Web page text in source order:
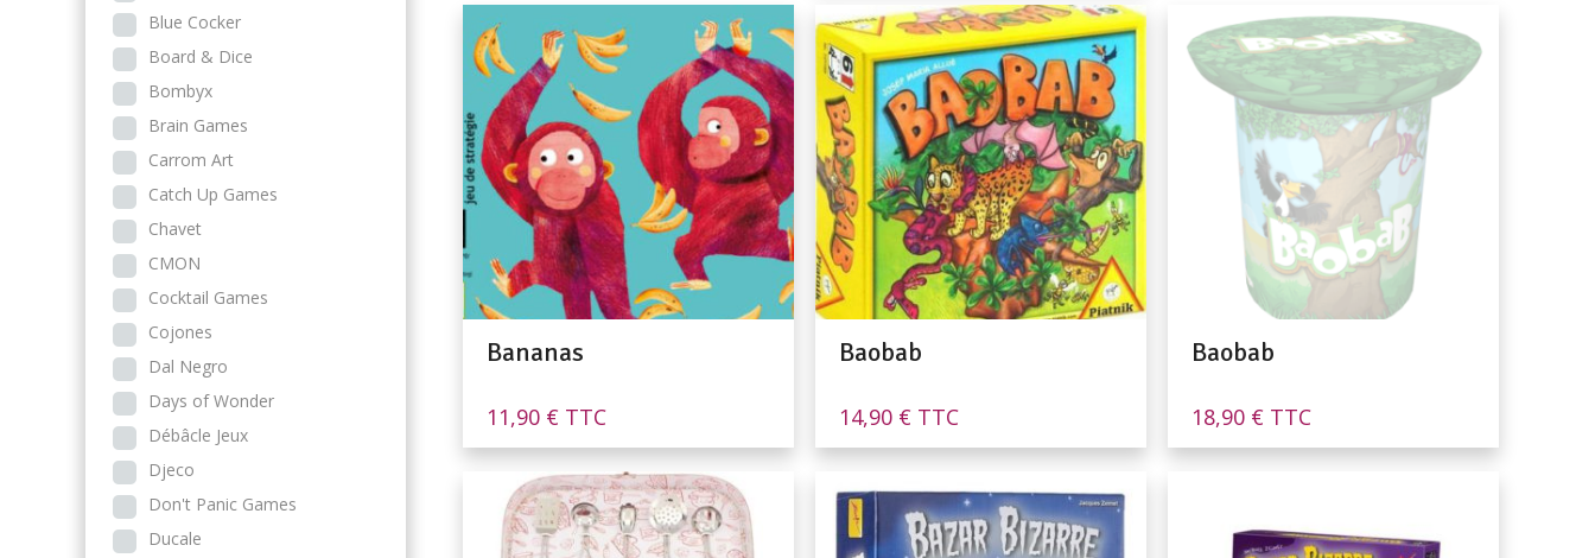
Bananas
11,90 € TTC
Baobab
14,90 € TTC
Baobab
18,90 € TTC
Blue Cocker
Board & Dice
Bombyx
Brain Games
Carrom Art
Catch Up Games
Chavet
CMON
Cocktail Games
Cojones
Dal Negro
Days of Wonder
Débâcle Jeux
Djeco
Don't Panic Games
Ducale